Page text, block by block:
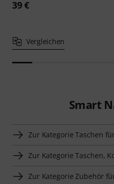
39 €
Vergleichen
Smart
Zur Kategorie Taschen
Zur Kategorie Taschen,
Zur Kategorie Zubehör